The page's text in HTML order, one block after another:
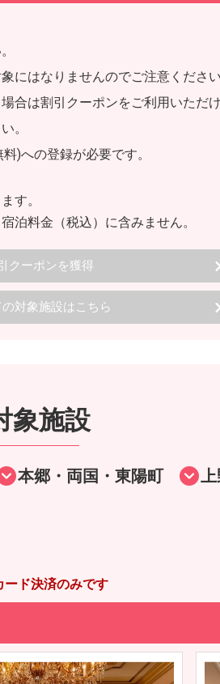
にはなりませんのでご注意ください
合は割引クーポンをご利用いただけ
。
)への登録が必要です。
す。
泊料金（税込）に含みません。
クーポンを獲得
対象施設はこちら
象施設
本郷・両国・東陽町
ド決済のみです